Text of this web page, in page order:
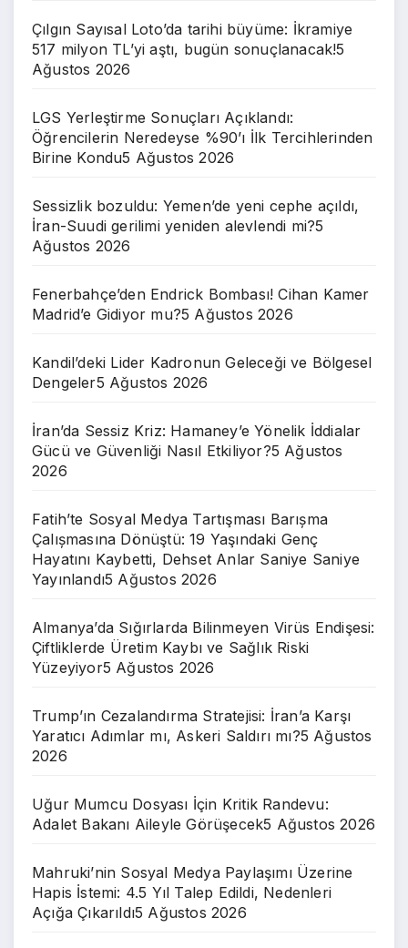
Çılgın Sayısal Loto’da tarihi büyüme: İkramiye
517 milyon TL’yi aştı, bugün sonuçlanacak!5
Ağustos 2026
LGS Yerleştirme Sonuçları Açıklandı:
Öğrencilerin Neredeyse %90’ı İlk Tercihlerinden
Birine Kondu5 Ağustos 2026
Sessizlik bozuldu: Yemen’de yeni cephe açıldı,
İran-Suudi gerilimi yeniden alevlendi mi?5
Ağustos 2026
Fenerbahçe’den Endrick Bombası! Cihan Kamer
Madrid’e Gidiyor mu?5 Ağustos 2026
Kandil’deki Lider Kadronun Geleceği ve Bölgesel
Dengeler5 Ağustos 2026
İran’da Sessiz Kriz: Hamaney’e Yönelik İddialar
Gücü ve Güvenliği Nasıl Etkiliyor?5 Ağustos
2026
Fatih’te Sosyal Medya Tartışması Barıșma
Çalıșmasına Dönüştü: 19 Yaşındaki Genç
Hayatını Kaybetti, Dehset Anlar Saniye Saniye
Yayınlandı5 Ağustos 2026
Almanya’da Sığırlarda Bilinmeyen Virüs Endişesi:
Çiftliklerde Üretim Kaybı ve Sağlık Riski
Yüzeyiyor5 Ağustos 2026
Trump’ın Cezalandırma Stratejisi: İran’a Karşı
Yaratıcı Adımlar mı, Askeri Saldırı mı?5 Ağustos
2026
Uğur Mumcu Dosyası İçin Kritik Randevu:
Adalet Bakanı Aileyle Görüşecek5 Ağustos 2026
Mahruki’nin Sosyal Medya Paylaşımı Üzerine
Hapis İstemi: 4.5 Yıl Talep Edildi, Nedenleri
Açığa Çıkarıldı5 Ağustos 2026